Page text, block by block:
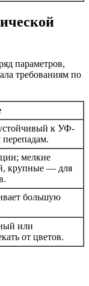
параметров,
требованиям по
к УФ-
мелкие
крупные — для
большую
или
от цветов.